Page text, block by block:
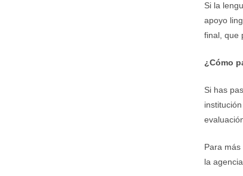
Si la
apoyo
final, que
¿Cómo
Si has
Para
la